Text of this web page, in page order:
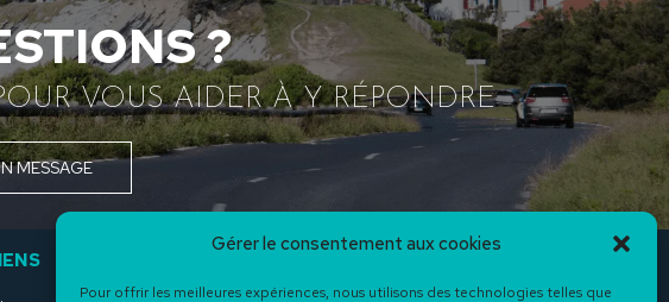
Gérer le consentement aux cookies
Pour offrir les meilleures expériences, nous utilisons des technologies telles que
?
VOUS AIDER À Y RÉPONDRE
MESSAGE